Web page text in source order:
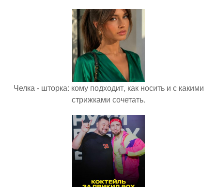
Челка - шторка: кому подходит, как носить и с какими
стрижками сочетать.